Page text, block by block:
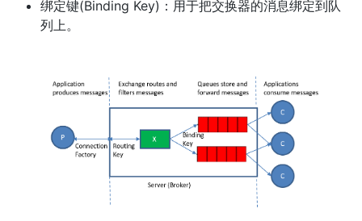
绑定键(Binding Key)：用于把交换器的消息绑定到队
列上。